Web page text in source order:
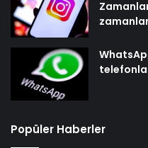
Popüler Haberler